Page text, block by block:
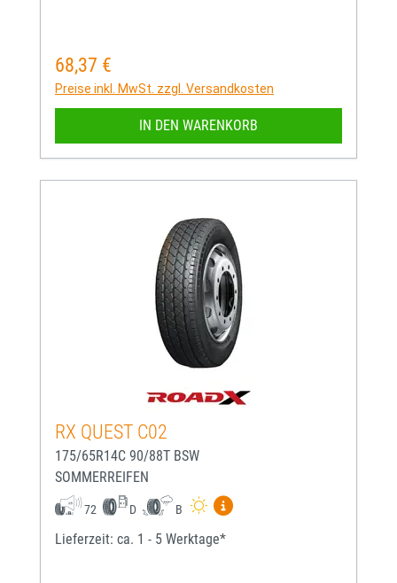
Regulärer Preis:
68,37 €
Preise inkl. MwSt. zzgl. Versandkosten
IN DEN WARENKORB
RX QUEST C02
175/65R14C 90/88T BSW
SOMMERREIFEN
72 D B
Mehr Informationen zum
Lieferzeit: ca. 1 - 5 Werktage*